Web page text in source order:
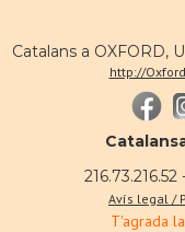
Catalans a OXFORD,
http://
Avís legal /
T'agrada